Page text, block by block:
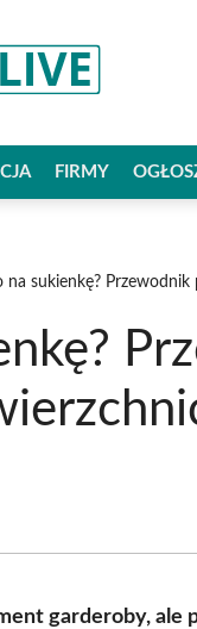
FIRMY
na sukienkę?
garderoby,